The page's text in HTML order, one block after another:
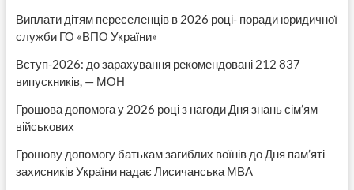
Виплати дітям переселенців в 2026 році- поради юридичної
служби ГО «ВПО України»
Вступ-2026: до зарахування рекомендовані 212 837
випускників, — МОН
Грошова допомога у 2026 році з нагоди Дня знань сім’ям
військових
Грошову допомогу батькам загиблих воїнів до Дня пам’яті
захисників України надає Лисичанська МВА